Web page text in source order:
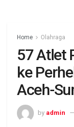
Home Olahraga
57 Atlet
ke
Aceh-
by admin